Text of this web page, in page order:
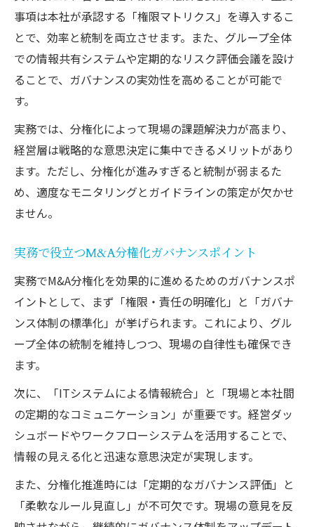
事項は本社が承認する「権限マトリクス」を導入するこ
とで、効率と統制を両立させます。また、グループ全体
での情報共有システムや定期的なリスク評価会議を設け
ることで、ガバナンスの実効性を高めることが可能で
す。
実務では、分権化によって現場の課題解決力が高まり、
経営層は戦略的な意思決定に集中できるメリットがあり
ます。ただし、分権化が進みすぎると統制が弱まるた
め、適度なモニタリングとガイドラインの策定が欠かせ
ません。
実務で役立つM&A分権化ガバナンスポイント
実務でM&A分権化を効果的に進めるためのガバナンスポ
イントとして、まず「権限・責任の明確化」と「ガバナ
ンス体制の標準化」が挙げられます。これにより、グル
ープ全体の統制を維持しつつ、現場の自律性も確保でき
ます。
次に、「ITシステムによる情報統合」と「現場と本社間
の定期的なコミュニケーション」が重要です。経営ダッ
シュボードやワークフローシステムを活用することで、
情報の見える化と迅速な意思決定が実現します。
また、分権化推進時には「定期的なガバナンス評価」と
「柔軟なルール見直し」が不可欠です。現場の意見を反